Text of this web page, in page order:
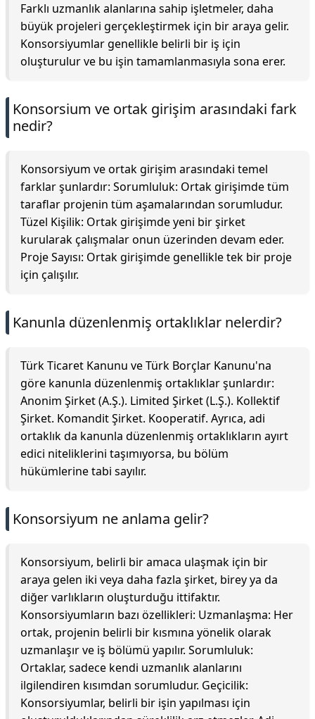
Farklı uzmanlık alanlarına sahip işletmeler, daha
büyük projeleri gerçekleştirmek için bir araya gelir.
Konsorsiyumlar genellikle belirli bir iş için
oluşturulur ve bu işin tamamlanmasıyla sona erer.
Konsorsium ve ortak girişim arasındaki fark
nedir?
Konsorsiyum ve ortak girişim arasındaki temel
farklar şunlardır: Sorumluluk: Ortak girişimde tüm
taraflar projenin tüm aşamalarından sorumludur.
Tüzel Kişilik: Ortak girişimde yeni bir şirket
kurularak çalışmalar onun üzerinden devam eder.
Proje Sayısı: Ortak girişimde genellikle tek bir proje
için çalışılır.
Kanunla düzenlenmiş ortaklıklar nelerdir?
Türk Ticaret Kanunu ve Türk Borçlar Kanunu'na
göre kanunla düzenlenmiş ortaklıklar şunlardır:
Anonim Şirket (A.Ş.). Limited Şirket (L.Ş.). Kollektif
Şirket. Komandit Şirket. Kooperatif. Ayrıca, adi
ortaklık da kanunla düzenlenmiş ortaklıkların ayırt
edici niteliklerini taşımıyorsa, bu bölüm
hükümlerine tabi sayılır.
Konsorsiyum ne anlama gelir?
Konsorsiyum, belirli bir amaca ulaşmak için bir
araya gelen iki veya daha fazla şirket, birey ya da
diğer varlıkların oluşturduğu ittifaktır.
Konsorsiyumların bazı özellikleri: Uzmanlaşma: Her
ortak, projenin belirli bir kısmına yönelik olarak
uzmanlaşır ve iş bölümü yapılır. Sorumluluk:
Ortaklar, sadece kendi uzmanlık alanlarını
ilgilendiren kısımdan sorumludur. Geçicilik:
Konsorsiyumlar, belirli bir işin yapılması için